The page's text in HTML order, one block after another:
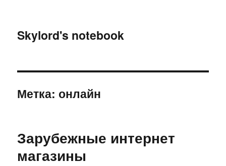
Skylord's notebook
Метка: онлайн
Зарубежные интернет
магазины